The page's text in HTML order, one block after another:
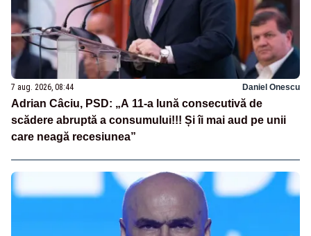
7 aug. 2026, 08:44 Daniel Onescu
Adrian Câciu, PSD: „A 11-a lună consecutivă de
scădere abruptă a consumului!!! Și îi mai aud pe unii
care neagă recesiunea”